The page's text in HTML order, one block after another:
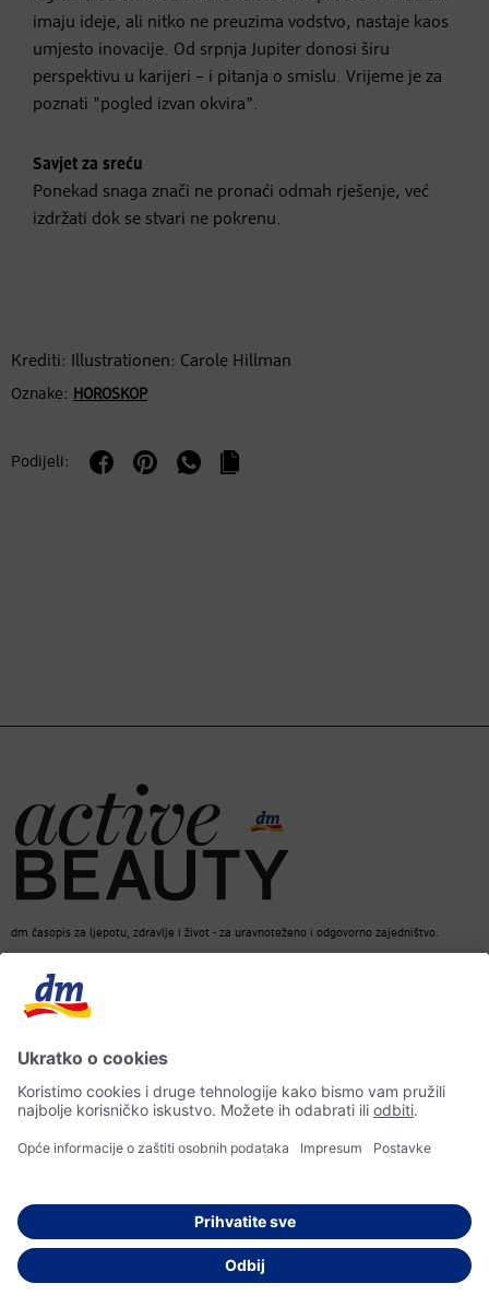
imaju ideje, ali nitko ne preuzima vodstvo, nastaje kaos
umjesto inovacije. Od srpnja Jupiter donosi širu
perspektivu u karijeri – i pitanja o smislu. Vrijeme je za
poznati "pogled izvan okvira".
Savjet za sreću
Ponekad snaga znači ne pronaći odmah rješenje, već
izdržati dok se stvari ne pokrenu.
Krediti: Illustrationen: Carole Hillman
Oznake: HOROSKOP
Podijeli:
dm časopis za ljepotu, zdravlje i život - za uravnoteženo i odgovorno zajedništvo.
© 2026 dm-drogerie markt d.o.o.